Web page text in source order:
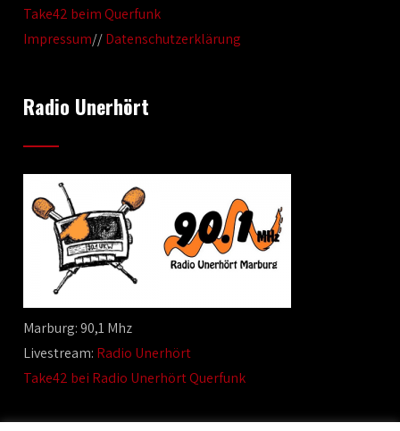
Take42 beim Querfunk
Impressum//Datenschutzerklärung
Radio Unerhört
Marburg: 90,1 Mhz
Livestream: Radio Unerhört
Take42 bei Radio Unerhört Querfunk